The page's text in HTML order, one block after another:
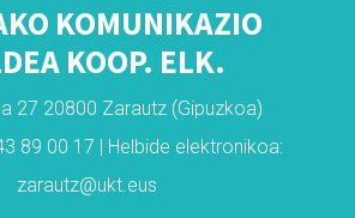
KOMUNIKAZIO
KOOP. ELK.
27 20800 Zarautz (Gipuzkoa)
89 00 17 | Helbide elektronikoa:
zarautz@ukt.eus